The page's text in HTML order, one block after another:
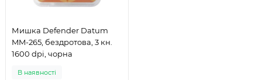
Мишка Defender Datum
MM-265, бездротова, 3 кн.
1600 dpi, чорна
В наявності